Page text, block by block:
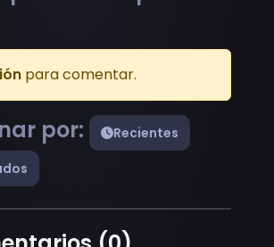
para comentar.
por:
Recientes